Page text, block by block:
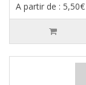
A partir de : 5,50€